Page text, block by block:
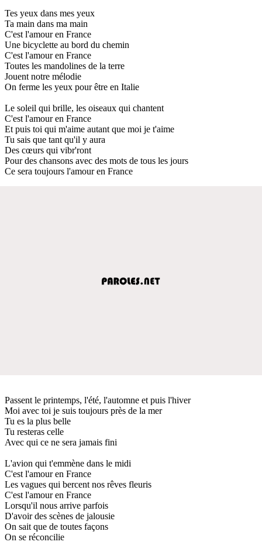
Tes yeux dans mes yeux
Ta main dans ma main
C'est l'amour en France
Une bicyclette au bord du chemin
C'est l'amour en France
Toutes les mandolines de la terre
Jouent notre mélodie
On ferme les yeux pour être en Italie
Le soleil qui brille, les oiseaux qui chantent
C'est l'amour en France
Et puis toi qui m'aime autant que moi je t'aime
Tu sais que tant qu'il y aura
Des cœurs qui vibr'ront
Pour des chansons avec des mots de tous les jours
Ce sera toujours l'amour en France
Passent le printemps, l'été, l'automne et puis l'hiver
Moi avec toi je suis toujours près de la mer
Tu es la plus belle
Tu resteras celle
Avec qui ce ne sera jamais fini
L'avion qui t'emmène dans le midi
C'est l'amour en France
Les vagues qui bercent nos rêves fleuris
C'est l'amour en France
Lorsqu'il nous arrive parfois
D'avoir des scènes de jalousie
On sait que de toutes façons
On se réconcilie